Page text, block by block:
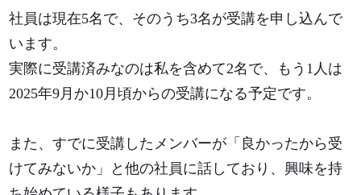
社員は現在5名で、そのうち3名が受講を申し込んで
います。
実際に受講済みなのは私を含めて2名で、もう1人は
2025年9月か10月頃からの受講になる予定です。
また、すでに受講したメンバーが「良かったから受
けてみないか」と他の社員に話しており、興味を持